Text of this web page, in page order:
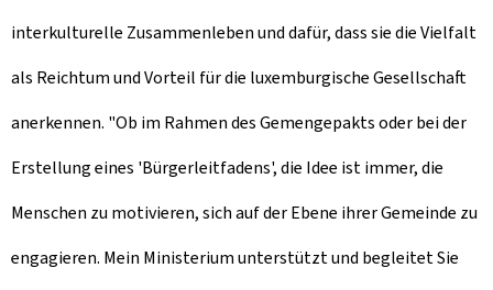
interkulturelle Zusammenleben und dafür, dass sie die Vielfalt
als Reichtum und Vorteil für die luxemburgische Gesellschaft
anerkennen. "Ob im Rahmen desGemengepaktsoder bei der
Erstellung eines 'Bürgerleitfadens', die Idee ist immer, die
Menschen zu motivieren, sich auf der Ebene ihrer Gemeinde zu
engagieren. Mein Ministerium unterstützt und begleitet Sie